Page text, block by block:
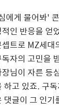
에게 물어봐'
인 반응을 얻
트로 MZ세대
자의 고민을
님이 자른 등
하고 있죠. 구
댓글이 그 인